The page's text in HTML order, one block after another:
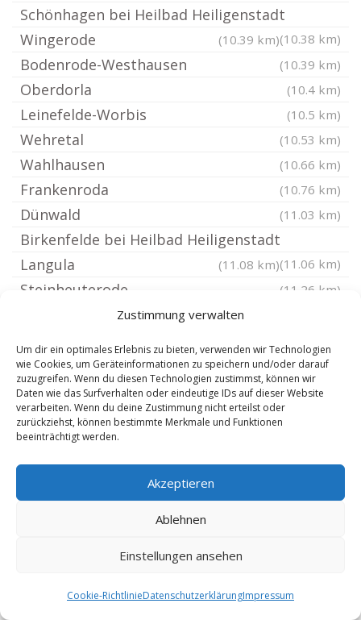
Zustimmung verwalten
Um dir ein optimales Erlebnis zu bieten, verwenden wir Technologien
wie Cookies, um Geräteinformationen zu speichern und/oder darauf
zuzugreifen. Wenn du diesen Technologien zustimmst, können wir
Daten wie das Surfverhalten oder eindeutige IDs auf dieser Website
verarbeiten. Wenn du deine Zustimmung nicht erteilst oder
zurückziehst, können bestimmte Merkmale und Funktionen
beeinträchtigt werden.
Akzeptieren
Ablehnen
Einstellungen ansehen
Cookie-RichtlinieDatenschutzerklärungImpressum
Schönhagen bei Heilbad Heiligenstadt
(10.38 km)
Wingerode (10.39 km)
Bodenrode-Westhausen (10.39 km)
Oberdorla (10.4 km)
Leinefelde-Worbis (10.5 km)
Wehretal (10.53 km)
Wahlhausen (10.66 km)
Frankenroda (10.76 km)
Dünwald (11.03 km)
Birkenfelde bei Heilbad Heiligenstadt
(11.06 km)
Langula (11.08 km)
Steinheuterode (11.26 km)
Hausen Eichsfeld
Nazza (11.53 km)
Reinholterode (11.54 km)
Gerbershausen (11.61 km)
Burgwalde
Kammerforst bei Mühlhausen (11.83 km)
Hohes Kreuz (12.57 km)